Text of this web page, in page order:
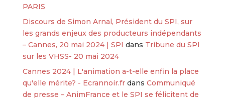
PARIS
Discours de Simon Arnal, Président du SPI, sur
les grands enjeux des producteurs indépendants
– Cannes, 20 mai 2024 | SPI dans Tribune du SPI
sur les VHSS- 20 mai 2024
Cannes 2024 | L'animation a-t-elle enfin la place
qu'elle mérite? - Ecrannoir.frdans Communiqué
de presse – AnimFrance et le SPI se félicitent de